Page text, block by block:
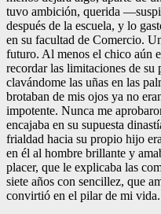
tuvo ambición, querida
después de la escuela, y lo
en su facultad de Comercio.
futuro. Al menos el chico aún
recordar las limitaciones de
clavándome las uñas en las
brotaban de mis ojos ya no
impotente. Nunca me
encajaba en su supuesta
frialdad hacia su propio hijo
en él al hombre brillante y
placer, que le explicaba las
siete años con sencillez, que
convirtió en el pilar de mi vida.